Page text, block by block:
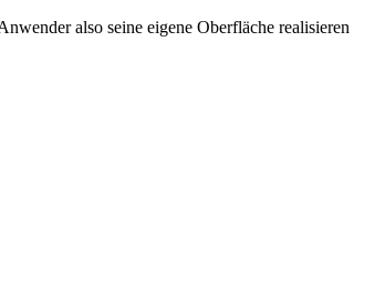
also seine eigene Oberfläche realisieren